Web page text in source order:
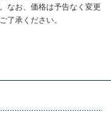
なお、価格は予告なく変更
了承ください。